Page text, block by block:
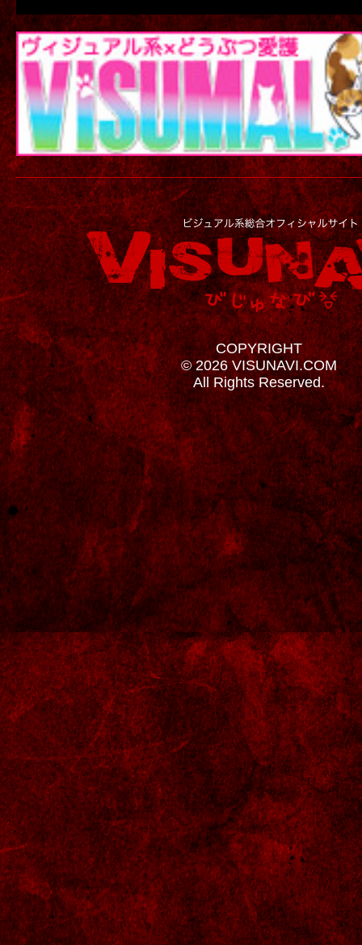
COPYRIGHT
© 2026 VISUNAVI.COM
All Rights Reserved.